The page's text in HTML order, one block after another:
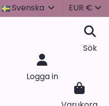
Svenska EUR €
Sök
Logga in